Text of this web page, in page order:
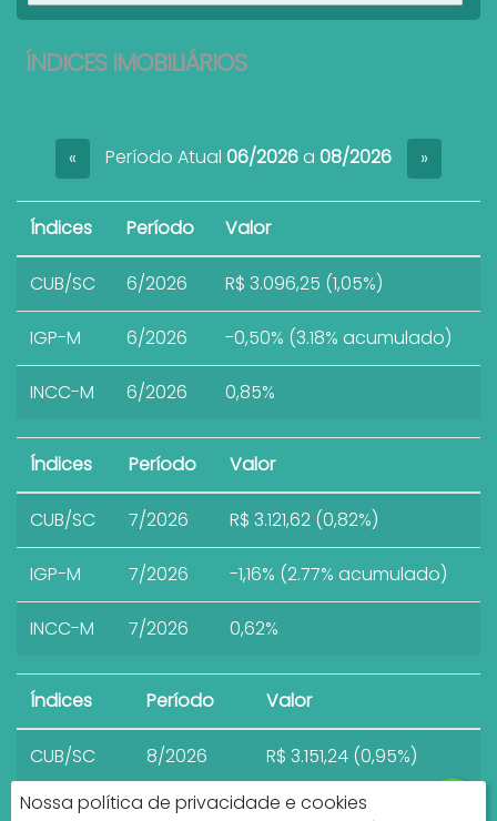
Nossa política de privacidade e cookies
ÍNDICES IMOBILIÁRIOS
« Período Atual 06/2026a 08/2026 »
Índices Período Valor
CUB/SC 6/2026 R$ 3.096,25 (1,05%)
IGP-M 6/2026 -0,50% (3.18% acumulado)
INCC-M 6/2026 0,85%
Índices Período Valor
CUB/SC 7/2026 R$ 3.121,62 (0,82%)
IGP-M 7/2026 -1,16% (2.77% acumulado)
INCC-M 7/2026 0,62%
Índices Período Valor
CUB/SC 8/2026 R$ 3.151,24 (0,95%)